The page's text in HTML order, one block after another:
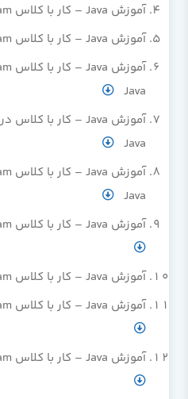
آموزش Java – کار با کلاس BufferedOutputStream
آموزش Java – کار با کلاس BufferedInputStream
Java
Java
Java
آموزش Java – کار با کلاس DataOutputStream در Java
آموزش Java – کار با کلاس DataInputStream در Java
آموزش Java – کار با کلاس FilterOutputStream در Java
آموزش Java – کار با کلاس FilterInputStream در Java